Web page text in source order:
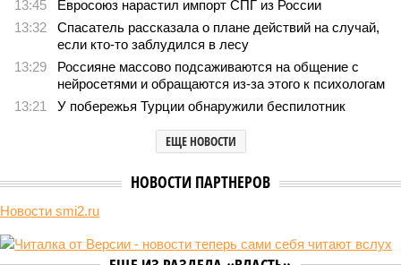
практически не видно. Поинформации из профильных
порталов, первую очередь ЖК строители обещают сдать к
декабрю 2026 г., вторую – к марту 2028-го. Но никто при
этом из кураторов стройки не задается вопросом: как эти
сроки должны материализоваться? На строительной
площадке, по свидетельствам дольщиков, регулярно
бетононасосов, ни работающих кранов, ни признаков
осталось менее полугода.
Если в «Сказочном лесу» техзаказчик публично
конкретными инженерными работами (усиление